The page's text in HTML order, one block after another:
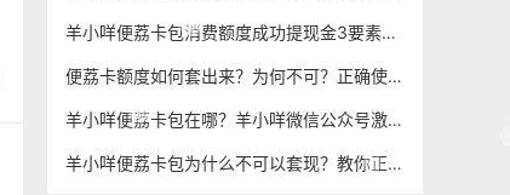
羊小咩便荔卡包消费额度成功提现金3要素！正确操作方法！
便荔卡额度如何套出来？为何不可？正确使用操作方法分享！
羊小咩便荔卡包在哪？羊小咩微信公众号激活攻略步骤！
羊小咩便荔卡包为什么不可以套现？教你正确合规提现攻略！